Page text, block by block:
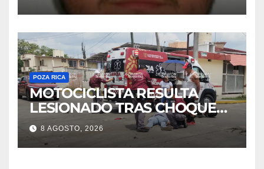
POZA RICA
MOTOCICLISTA RESULTA
LESIONADO TRAS CHOQUE
EN LA 27 DE SEPTIEMBRE
8 AGOSTO, 2026